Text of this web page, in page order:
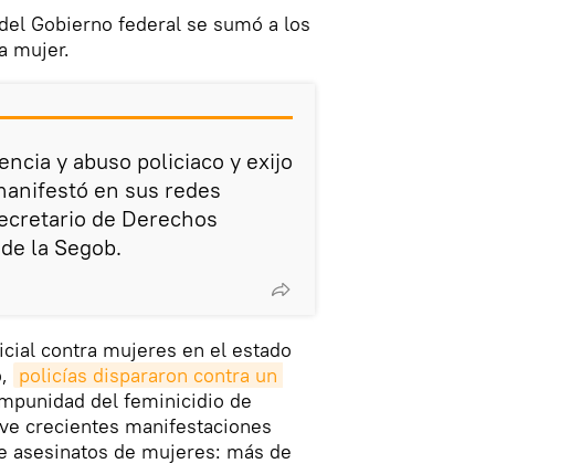
Gobierno federal se sumó a los
mujer.
y abuso policiaco y exijo
en sus redes
de Derechos
la Segob.
contra mujeres en el estado
policías dispararon contra un
del feminicidio de
crecientes manifestaciones
de mujeres: más de